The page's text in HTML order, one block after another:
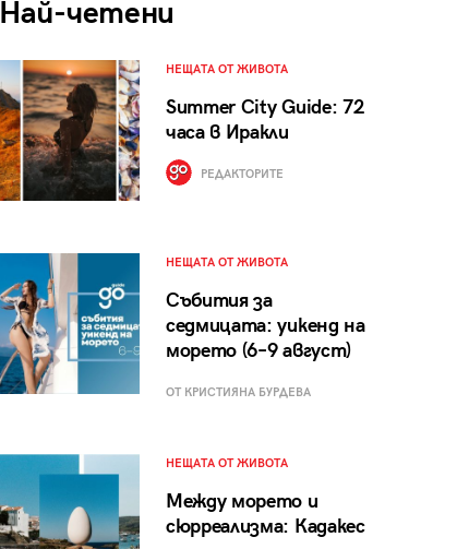
Най-четени
НЕЩАТА ОТ ЖИВОТА
Summer City Guide: 72
часа в Иракли
РЕДАКТОРИТЕ
НЕЩАТА ОТ ЖИВОТА
Събития за
седмицата: уикенд на
морето (6–9 август)
ОТ КРИСТИЯНА БУРДЕВА
НЕЩАТА ОТ ЖИВОТА
Между морето и
сюрреализма: Кадакес